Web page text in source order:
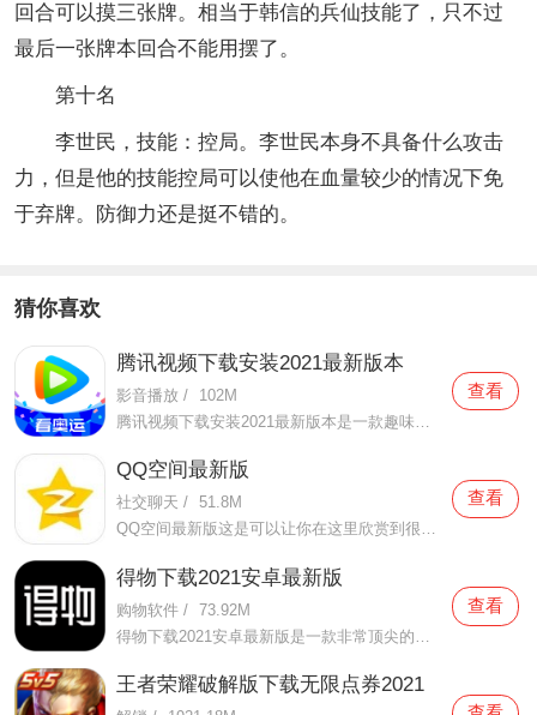
回合可以摸三张牌。相当于韩信的兵仙技能了，只不过
最后一张牌本回合不能用摆了。
第十名
李世民，技能：控局。李世民本身不具备什么攻击
力，但是他的技能控局可以使他在血量较少的情况下免
于弃牌。防御力还是挺不错的。
猜你喜欢
腾讯视频下载安装2021最新版本
影音播放 /
102M
查看
QQ空间最新版
社交聊天 / 51.8M
QQ空间最新版这是可以让你在这里欣赏到很多优质的内容欣赏体验的手机视频软件，在这里的内容有很多都是好友的动态，而且还有很多的互动功能可以让你跟好友之间的亲密度再次提升，大家在这里可以感受到很多优质的社交和很多有趣的心情分享，不仅可以跟人互动，这软件也是自己
查看
得物下载2021安卓最新版
购物软件 / 73.92M
查看
王者荣耀破解版下载无限点券2021